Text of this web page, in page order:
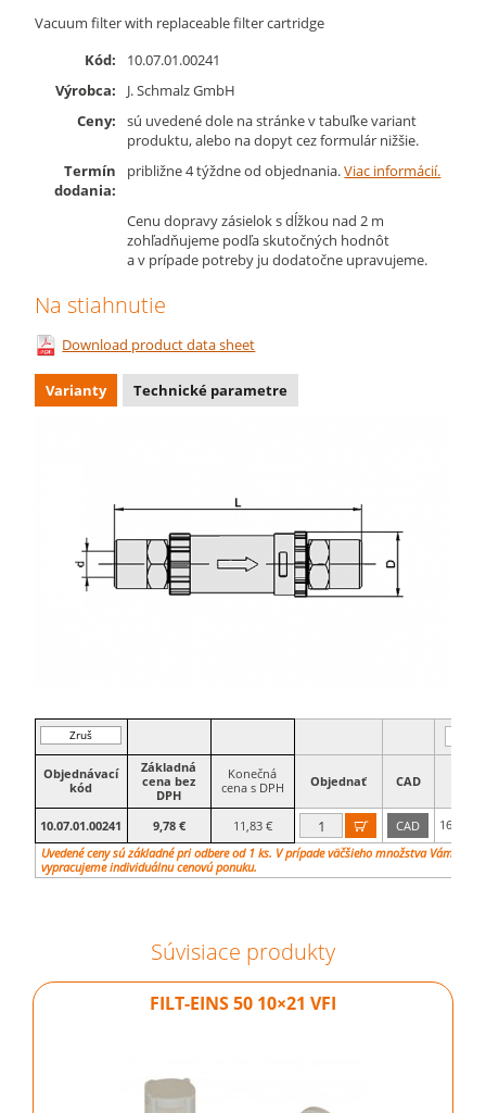
Vacuum filter with replaceable filter cartridge
Kód:
10.07.01.00241
Výrobca:
J. Schmalz GmbH
Ceny:
sú uvedené dole na stránke v tabuľke variant
produktu, alebo na dopyt cez formulár nižšie.
Termín
dodania:
približne 4 týždne od objednania.Viac informácií.
Cenu dopravy zásielok s dĺžkou nad 2 m
zohľadňujeme podľa skutočných hodnôt
a v prípade potreby ju dodatočne upravujeme.
Na stiahnutie
Download product data sheet
Varianty Technické parametre
Zruš
filter
Objednávací
kód
Základná
cena bez
DPH
Konečná
cena s DPH
Objednať CAD
10.07.01.00241 9,78 € 11,83 €  CAD 16
Uvedené ceny sú základné pri odbere od 1 ks. V prípade väčšieho množstva Vám
vypracujeme individuálnu cenovú ponuku.
Súvisiace produkty
FILT-EINS 50 10×21 VFI